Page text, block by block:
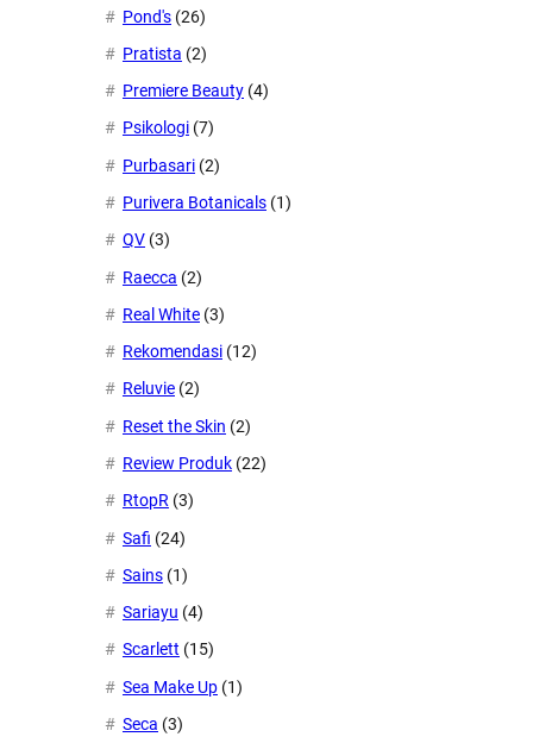
Pond's (26)
Pratista (2)
Premiere Beauty (4)
Psikologi (7)
Purbasari (2)
Purivera Botanicals (1)
QV (3)
Raecca (2)
Real White (3)
Rekomendasi (12)
Reluvie (2)
Reset the Skin (2)
Review Produk (22)
RtopR (3)
Safi (24)
Sains (1)
Sariayu (4)
Scarlett (15)
Sea Make Up (1)
Seca (3)